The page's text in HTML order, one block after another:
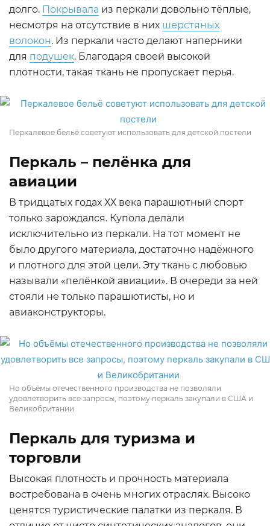
долго. Покрывала из перкали довольно тёплые,
несмотря на отсутствие в них шерстяных
волокон. Из перкали часто делают наперники
для подушек. Благодаря своей высокой
плотности, такая ткань не пропускает перья.
Перкалевое бельё советуют использовать для детской постели
Перкаль – пелёнка для
авиации
В тридцатых годах ХХ века парашютный спорт
только зарождался. Купола делали
исключительно из перкали. На тот момент не
было другого материала, достаточно надёжного
и плотного для этой цели. Эту ткань с любовью
называли «пелёнкой авиации». В очереди за ней
стояли не только парашютисты, но и
авиаконструкторы.
Но объёмы отечественного производства не позволяли
удовлетворить все запросы, поэтому перкаль закупали в США и
Великобритании
Перкаль для туризма и
торговли
Высокая плотность и прочность материала
востребована в очень многих отраслях. Высоко
ценятся туристические палатки из перкаля. В